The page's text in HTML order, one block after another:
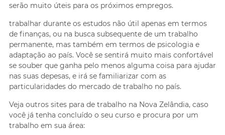
serão muito úteis para os próximos empregos.
trabalhar durante os estudos não útil apenas em termos
de finanças, ou na busca subsequente de um trabalho
permanente, mas também em termos de psicologia e
adaptação ao país. Você se sentirá muito mais confortável
se souber que ganha pelo menos alguma coisa para ajudar
nas suas depesas, e irá se familiarizar com as
particularidades do mercado de trabalho no país.
Veja outros sites para de trabalho na Nova Zelândia, caso
você já tenha concluído o seu curso e procura por um
trabalho em sua área: